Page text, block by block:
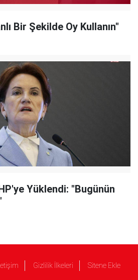
Bir Şekilde Oy Kullanın"
Yüklendi: "Bugünün
İletişim Gizlilik İlkeleri Sitene Ekle